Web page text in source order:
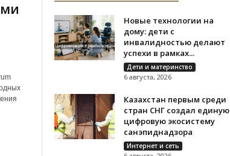
Новые технологии на
дому: дети с
инвалидностью делают
успехи в рамках...
Дети и материнство
6 августа, 2026
Казахстан первым среди
стран СНГ создал единую
цифровую экосистему
санэпиднадзора
Интернет и сеть